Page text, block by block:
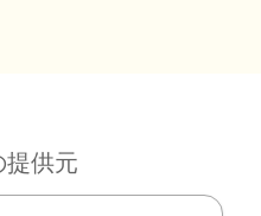
提供元